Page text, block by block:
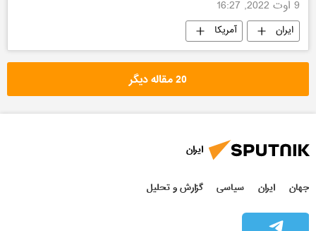
9 اوت 2022, 16:27
ایران آمریکا
20 مقاله دیگر
ایران
جهان ایران سیاسی گزارش و تحلیل